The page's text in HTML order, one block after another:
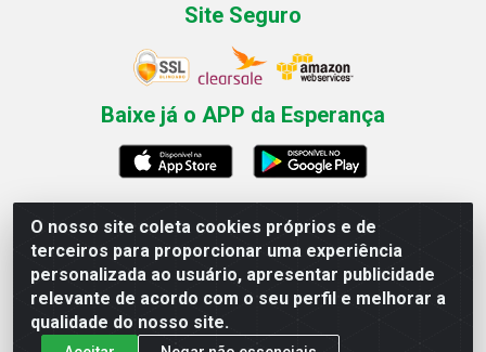
O nosso site coleta cookies próprios e de
terceiros para proporcionar uma experiência
personalizada ao usuário, apresentar publicidade
relevante de acordo com o seu perfil e melhorar a
qualidade do nosso site.
Site Seguro
Baixe já o APP da Esperança
Esperança Nordeste - Rua Professor Caldas Filho, 291 -
Estância - Recife / PE CEP: 50771-335 - CNPJ
03.666.136/0001-23